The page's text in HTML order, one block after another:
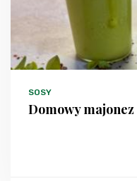
SOSY
Domowy majonez